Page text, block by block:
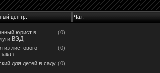
центр: Чат:
юрист в
ВЭД
(0)
из листового
(0)
для детей в саду (0)